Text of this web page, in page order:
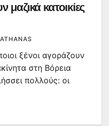
κατοικίες
ξένοι αγοράζουν
στη Βόρεια
πολλούς: οι